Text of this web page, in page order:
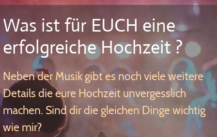
Was ist für EUCH eine
erfolgreiche Hochzeit ?
Neben der Musik gibt es noch viele weitere
Details die eure Hochzeit unvergesslich
machen. Sind dir die gleichen Dinge wichtig
wie mir?